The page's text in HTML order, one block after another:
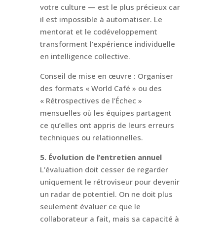
votre culture — est le plus précieux car
il est impossible à automatiser. Le
mentorat et le codéveloppement
transforment l’expérience individuelle
en intelligence collective.
Conseil de mise en œuvre : Organiser
des formats « World Café » ou des
« Rétrospectives de l’Échec »
mensuelles où les équipes partagent
ce qu’elles ont appris de leurs erreurs
techniques ou relationnelles.
5. Évolution de l’entretien annuel
L’évaluation doit cesser de regarder
uniquement le rétroviseur pour devenir
un radar de potentiel. On ne doit plus
seulement évaluer ce que le
collaborateur a fait, mais sa capacité à